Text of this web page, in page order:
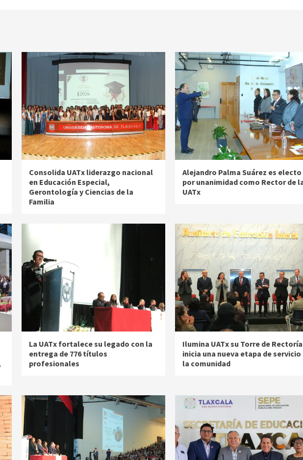
Consolida UATx liderazgo nacional
en Educación Especial,
Gerontología y Ciencias de la
Familia
Alejandro Palma Suárez es electo
por unanimidad como Rector de
UATx
La UATx fortalece su legado con la
entrega de 776 títulos
profesionales
Ilumina UATx su Torre de
inicia una nueva etapa de servicio
la comunidad